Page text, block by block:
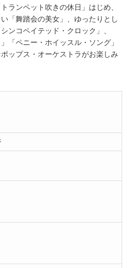
ランペット吹きの休日」はじめ、
「舞踏会の美女」、ゆったりとし
ンコペイテッド・クロック」、
「ペニー・ホイッスル・ソング」
ップス・オーケストラがお楽しみ